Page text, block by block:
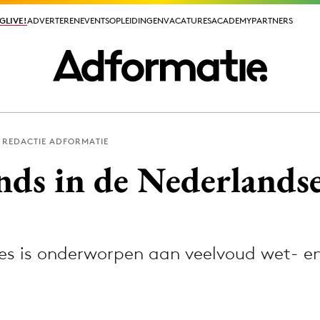
ADVERTERENEVENTSOPLEIDINGENVACATURESACADEMYPARTNERS
ADVERTERENEVENTSOPLEIDINGENVACATURESACADEMYPARTNERS
Media
REDACTIE ADFORMATIE
in de
is onderworpen aan veelvoud wet-